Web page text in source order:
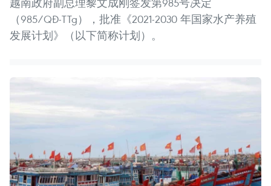
（985/QĐ-TTg），批准《2021-2030 年国家水产养殖
发展计划》（以下简称计划）。